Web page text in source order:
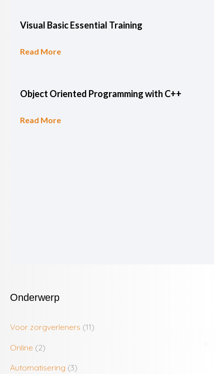
Visual Basic Essential Training
Read More
Object Oriented Programming with C++
Read More
Onderwerp
Voor zorgverleners (11)
Online (2)
Automatisering (3)